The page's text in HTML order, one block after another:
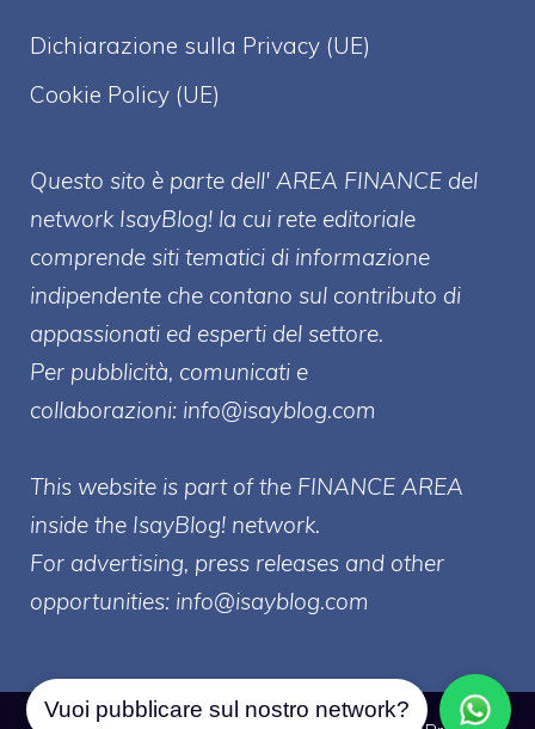
Dichiarazione sulla Privacy (UE)
Cookie Policy (UE)
Questo sito è parte dell' AREA FINANCE del
network IsayBlog! la cui rete editoriale
comprende siti tematici di informazione
indipendente che contano sul contributo di
appassionati ed esperti del settore.
Per pubblicità, comunicati e
collaborazioni: info@isayblog.com
This website is part of the FINANCE AREA
inside the IsayBlog! network.
For advertising, press releases and other
opportunities: info@isayblog.com
Vuoi pubblicare sul nostro network?